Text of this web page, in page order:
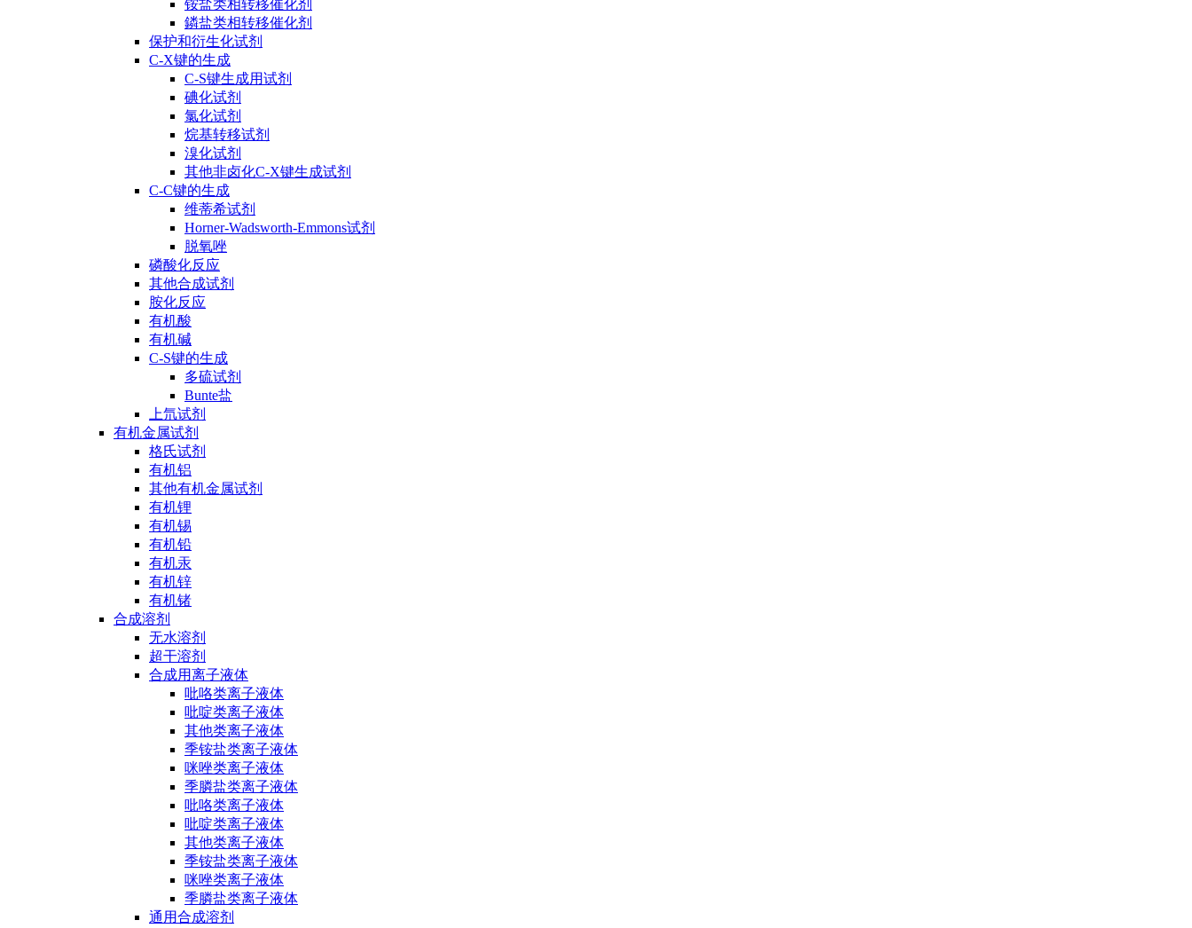
铵盐类相转移催化剂
鏻盐类相转移催化剂
保护和衍生化试剂
C-X键的生成
C-S键生成用试剂
碘化试剂
氯化试剂
烷基转移试剂
溴化试剂
其他非卤化C-X键生成试剂
C-C键的生成
维蒂希试剂
Horner-Wadsworth-Emmons试剂
脱氧唑
磷酸化反应
其他合成试剂
胺化反应
有机酸
有机碱
C-S键的生成
多硫试剂
Bunte盐
上氘试剂
有机金属试剂
格氏试剂
有机铝
其他有机金属试剂
有机锂
有机锡
有机铅
有机汞
有机锌
有机锗
合成溶剂
无水溶剂
超干溶剂
合成用离子液体
吡咯类离子液体
吡啶类离子液体
其他类离子液体
季铵盐类离子液体
咪唑类离子液体
季膦盐类离子液体
吡咯类离子液体
吡啶类离子液体
其他类离子液体
季铵盐类离子液体
咪唑类离子液体
季膦盐类离子液体
通用合成溶剂